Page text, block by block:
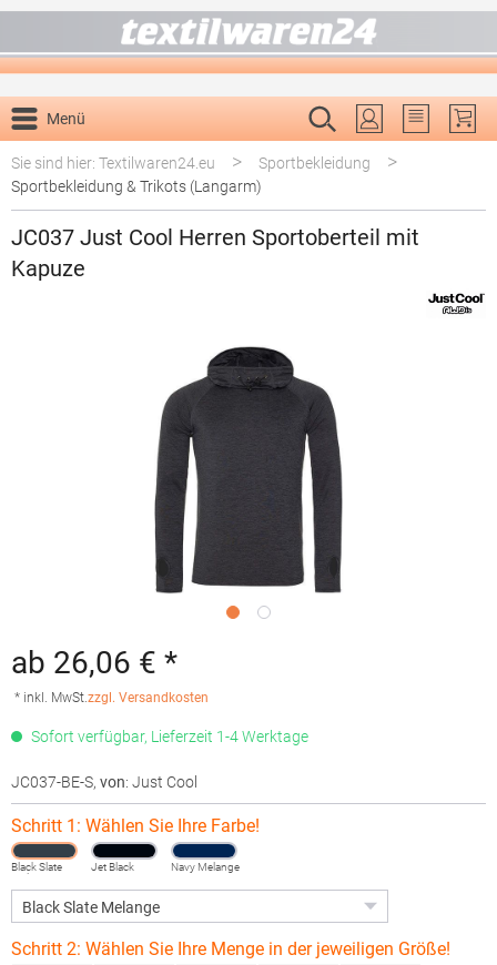
Menü
Du hast 0
Sie sind hier: Textilwaren24.eu
> Sportbekleidung >
Sportbekleidung & Trikots (Langarm)
JC037 Just Cool Herren Sportoberteil mit
Kapuze
ab 26,06 € *
* inkl. MwSt.zzgl. Versandkosten
Sofort verfügbar, Lieferzeit 1-4 Werktage
JC037-BE-S, von: Just Cool
Schritt 1: Wählen Sie Ihre Farbe!
Black Slate
Melange
Jet Black Navy Melange
Schritt 2: Wählen Sie Ihre Menge in der jeweiligen Größe!